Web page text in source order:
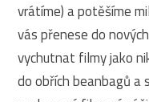
vrátíme) a potěšíme
vás přenese do
vychutnat filmy jako
do obřích beanbagů a